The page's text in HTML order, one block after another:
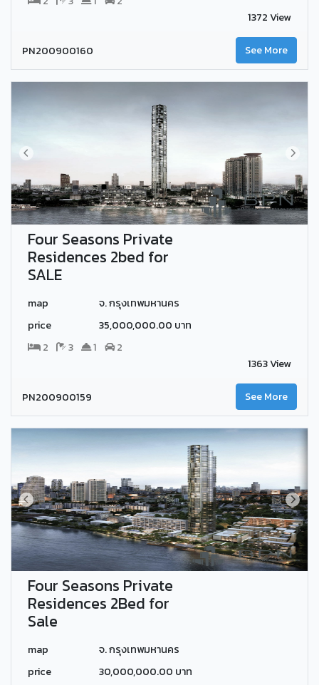
1372 View
PN200900160 See More
Four Seasons Private
Residences 2bed for
SALE
map
จ. กรุงเทพมหานคร
price
35,000,000.00 บาท
2
3 1
2
1363 View
PN200900159 See More
Four Seasons Private
Residences 2Bed for
Sale
map
จ. กรุงเทพมหานคร
price
30,000,000.00 บาท